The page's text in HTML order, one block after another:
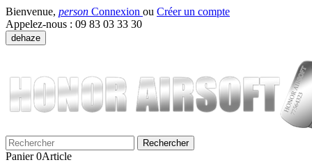
Bienvenue, person Connexion ou Créer un compte
Appelez-nous : 09 83 03 33 30
dehaze
Rechercher
Panier 0Article